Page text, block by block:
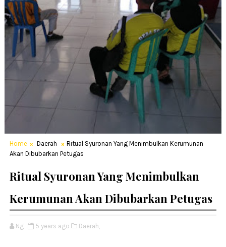
Home Daerah
Ritual Syuronan Yang Menimbulkan Kerumunan
Akan Dibubarkan Petugas
Ritual Syuronan Yang Menimbulkan
Kerumunan Akan Dibubarkan Petugas
Ng 5 years ago Daerah,